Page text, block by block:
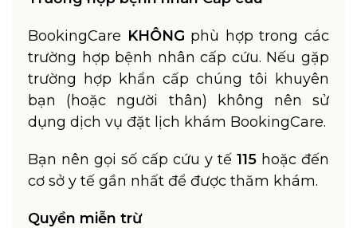
BookingCare KHÔNG phù hợp trong các
trường hợp bệnh nhân cấp cứu. Nếu gặp
trường hợp khẩn cấp chúng tôi khuyên
bạn (hoặc người thân) không nên sử
dụng dịch vụ đặt lịch khám BookingCare.
Bạn nên gọi số cấp cứu y tế 115 hoặc đến
cơ sở y tế gần nhất để được thăm khám.
Quyền miễn trừ